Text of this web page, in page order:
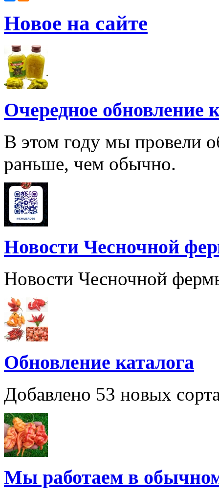
Новое на сайте
Очередное обновление
В этом году мы провели
раньше, чем обычно.
Новости Чесночной
Новости Чесночной
Обновление каталога
Добавлено 53 новых
Мы работаем в